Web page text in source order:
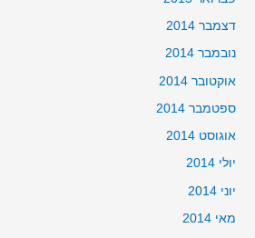
דצמבר 2014
נובמבר 2014
אוקטובר 2014
ספטמבר 2014
אוגוסט 2014
יולי 2014
יוני 2014
מאי 2014